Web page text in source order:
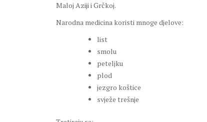
Maloj Aziji i Grčkoj.
Narodna medicina koristi mnoge djelove:
list
smolu
peteljku
plod
jezgro koštice
svježe trešnje